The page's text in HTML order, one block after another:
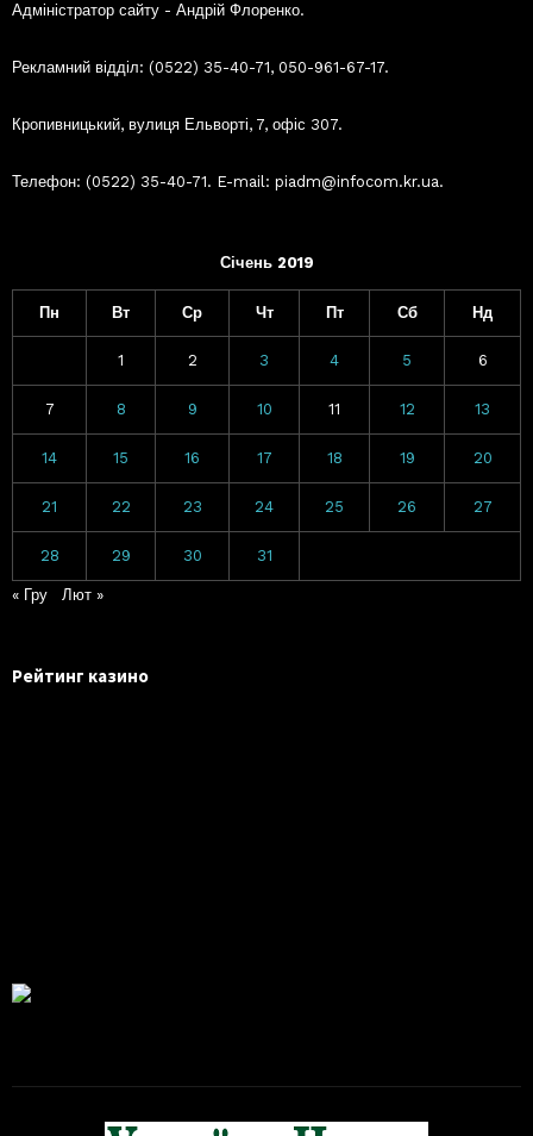
Адміністратор сайту - Андрій Флоренко.
Рекламний відділ: (0522) 35-40-71, 050-961-67-17.
Кропивницький, вулиця Ельворті, 7, офіс 307.
Телефон: (0522) 35-40-71. E-mail: piadm@infocom.kr.ua.
Січень 2019
Пн Вт Ср Чт Пт Сб Нд
1 2 3 4 5 6
7 8 9 10 11 12 13
14 15 16 17 18 19 20
21 22 23 24 25 26 27
28 29 30 31
« Гру Лют »
Рейтинг казино